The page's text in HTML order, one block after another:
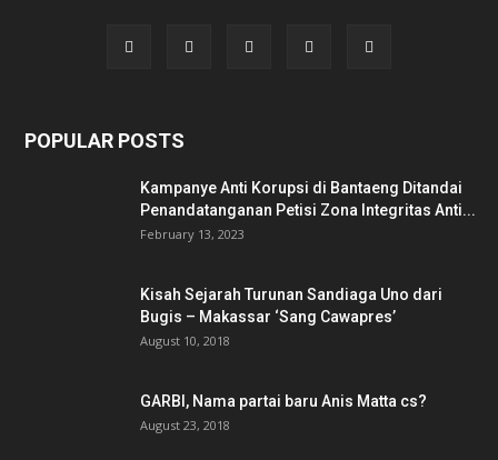
POPULAR POSTS
Kampanye Anti Korupsi di Bantaeng Ditandai
Penandatanganan Petisi Zona Integritas Anti...
February 13, 2023
Kisah Sejarah Turunan Sandiaga Uno dari
Bugis – Makassar ‘Sang Cawapres’
August 10, 2018
GARBI, Nama partai baru Anis Matta cs?
August 23, 2018